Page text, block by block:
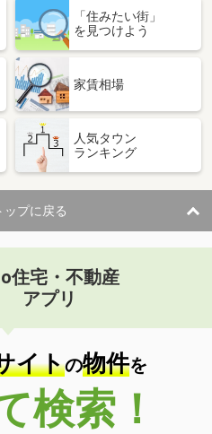
「住みたい街」
を見つけよう
家賃相場
人気タウン
ランキング
ップに戻る
住宅・不動産
アプリ
イトの物件を
検索！